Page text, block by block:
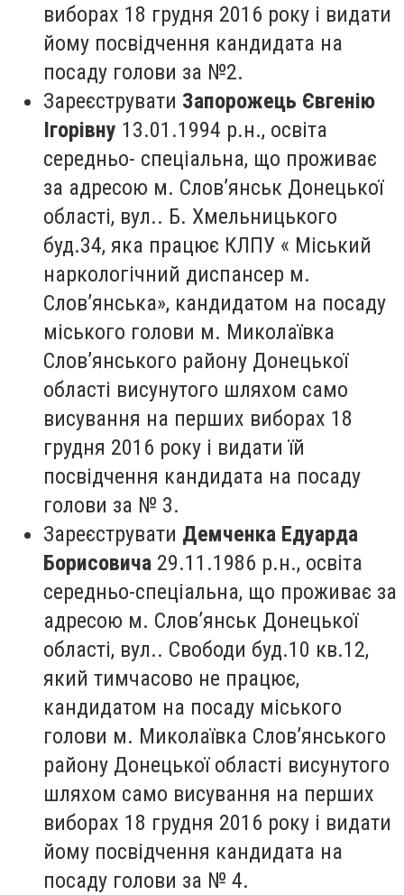
виборах 18 грудня 2016 року і видати
йому посвідчення кандидата на
посаду голови за №2.
Зареєструвати Запорожець Євгенію
Ігорівну 13.01.1994 р.н., освіта
середньо- спеціальна, що проживає
за адресою м. Слов’янськ Донецької
області, вул.. Б. Хмельницького
буд.34, яка працює КЛПУ « Міський
наркологічний диспансер м.
Слов’янська», кандидатом на посаду
міського голови м. Миколаївка
Слов’янського району Донецької
області висунутого шляхом само
висування на перших виборах 18
грудня 2016 року і видати їй
посвідчення кандидата на посаду
голови за № 3.
Зареєструвати Демченка Едуарда
Борисовича 29.11.1986 р.н., освіта
середньо-спеціальна, що проживає за
адресою м. Слов’янськ Донецької
області, вул.. Свободи буд.10 кв.12,
який тимчасово не працює,
кандидатом на посаду міського
голови м. Миколаївка Слов’янського
району Донецької області висунутого
шляхом само висування на перших
виборах 18 грудня 2016 року і видати
йому посвідчення кандидата на
посаду голови за № 4.